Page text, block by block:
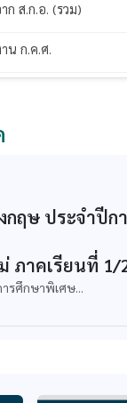
ก ส.ก.อ. (รวม)
น ก.ค.ศ.
ฤษ ประจำปีก
ภาคเรียนที่ 1/
รศึกษาพิเศษ...